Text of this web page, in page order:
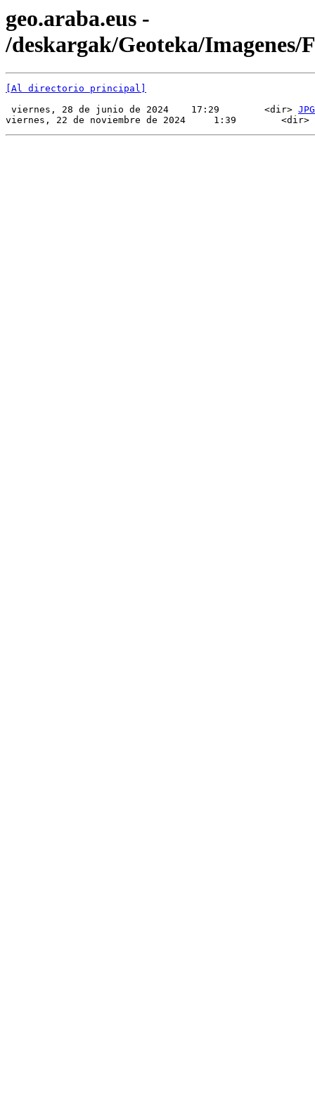
geo.araba.eus -
/deskargak/Geoteka/Imagenes/
[Al directorio principal]
viernes, 28 de junio de 2024    17:29        <dir> JPG
viernes, 22 de noviembre de 2024     1:39        <dir>